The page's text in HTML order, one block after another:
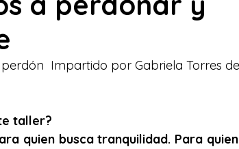
dep
Impartido por Gabriela Torres
taller?
quien busca tranquilidad. Para